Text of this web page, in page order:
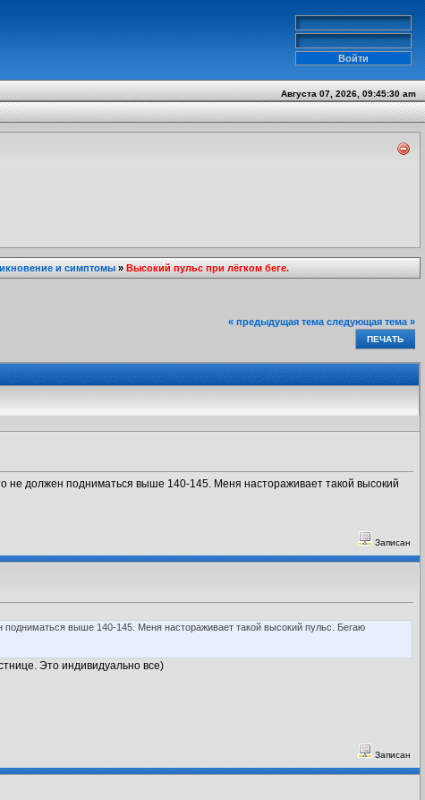
Августа 07, 2026, 09:45:30 am
и симптомы»Высокий пульс при лёгком беге.
« предыдущая тема следующая тема »
ПЕЧАТЬ
не должен подниматься выше 140-145. Меня настораживает такой высокий
Записан
выше 140-145. Меня настораживает такой высокий пульс. Бегаю
Это индивидуально все)
Записан